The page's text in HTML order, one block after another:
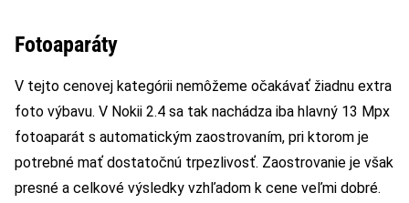
Fotoaparáty
V tejto cenovej kategórii nemôžeme očakávať žiadnu extra
foto výbavu. V Nokii 2.4 sa tak nachádza iba hlavný 13 Mpx
fotoaparát s automatickým zaostrovaním, pri ktorom je
potrebné mať dostatočnú trpezlivosť. Zaostrovanie je však
presné a celkové výsledky vzhľadom k cene veľmi dobré.